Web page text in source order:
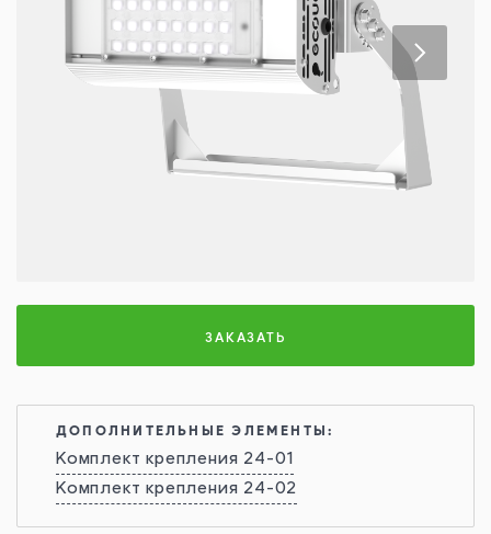
ЗАКАЗАТЬ
ДОПОЛНИТЕЛЬНЫЕ ЭЛЕМЕНТЫ:
Комплект крепления 24-01
Комплект крепления 24-02